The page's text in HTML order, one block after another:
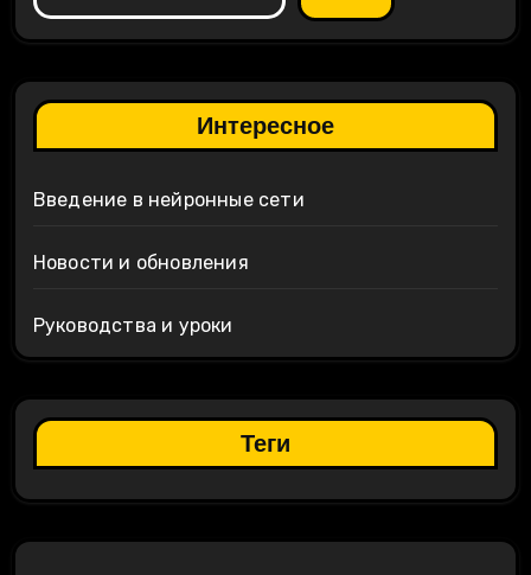
Интересное
Введение в нейронные сети
Новости и обновления
Руководства и уроки
Теги